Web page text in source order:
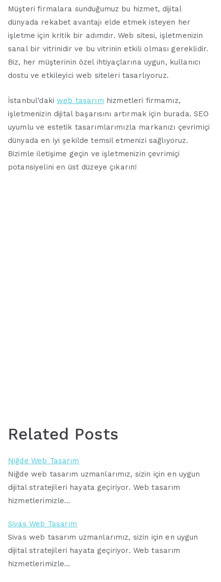
Müşteri firmalara sunduğumuz bu hizmet, dijital
dünyada rekabet avantajı elde etmek isteyen her
işletme için kritik bir adımdır. Web sitesi, işletmenizin
sanal bir vitrinidir ve bu vitrinin etkili olması gereklidir.
Biz, her müşterinin özel ihtiyaçlarına uygun, kullanıcı
dostu ve etkileyici web siteleri tasarlıyoruz.
İstanbul’dakiweb tasarım hizmetleri firmamız,
işletmenizin dijital başarısını artırmak için burada. SEO
uyumlu ve estetik tasarımlarımızla markanızı çevrimiçi
dünyada en iyi şekilde temsil etmenizi sağlıyoruz.
Bizimle iletişime geçin ve işletmenizin çevrimiçi
potansiyelini en üst düzeye çıkarın!
Related Posts
Niğde Web Tasarım
Niğde web tasarım uzmanlarımız, sizin için en uygun
dijital stratejileri hayata geçiriyor. Web tasarım
hizmetlerimizle…
Sivas Web Tasarım
Sivas web tasarım uzmanlarımız, sizin için en uygun
dijital stratejileri hayata geçiriyor. Web tasarım
hizmetlerimizle…